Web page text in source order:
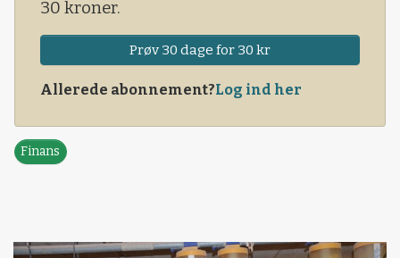
30 kroner.
Prøv 30 dage for 30 kr
Allerede abonnement?Log ind her
Finans